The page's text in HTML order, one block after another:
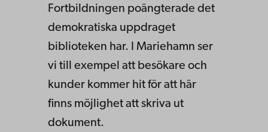
Fortbildningen poängterade det
demokratiska uppdraget
biblioteken har. I Mariehamn ser
vi till exempel att besökare och
kunder kommer hit för att här
finns möjlighet att skriva ut
dokument.